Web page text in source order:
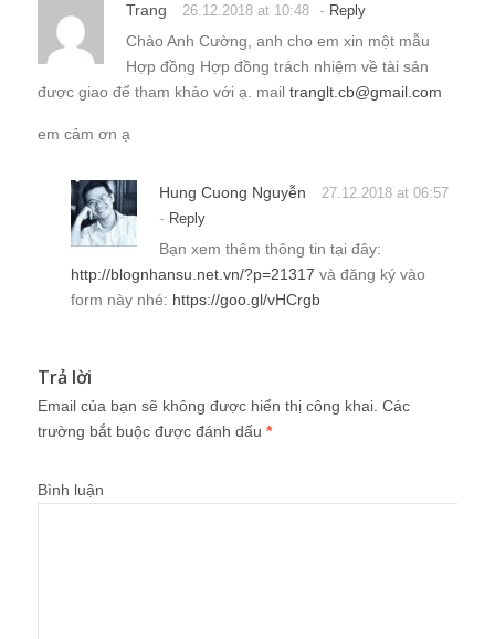
Trang 26.12.2018 at 10:48 - Reply
Chào Anh Cường, anh cho em xin một mẫu
Hợp đồng Hợp đồng trách nhiệm về tài sản
được giao để tham khảo với ạ. mail tranglt.cb@gmail.com
em cảm ơn ạ
Hung Cuong Nguyễn 27.12.2018 at 06:57
- Reply
Bạn xem thêm thông tin tại đây:
http://blognhansu.net.vn/?p=21317 và đăng ký vào
form này nhé: https://goo.gl/vHCrgb
Trả lời
Email của bạn sẽ không được hiển thị công khai. Các
trường bắt buộc được đánh dấu *
Bình luận